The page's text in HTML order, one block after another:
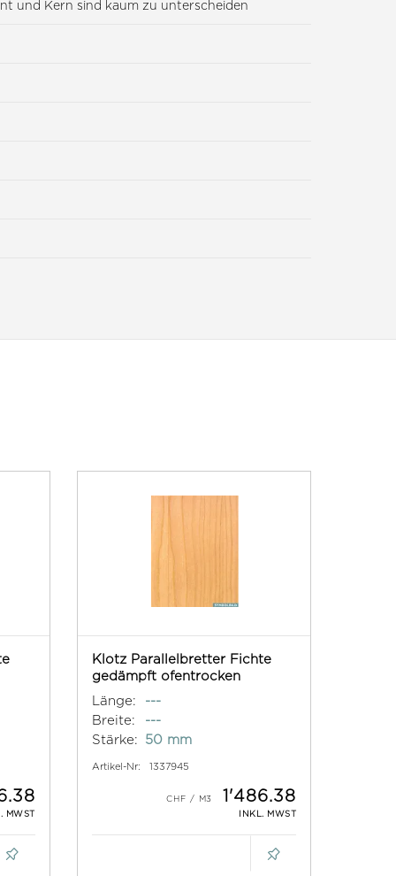
und Kern sind kaum zu unterscheiden
MWST
Klotz Parallelbretter Fichte
gedämpft ofentrocken
Länge:
---
Breite:
---
Stärke:
50 mm
Artikel-Nr: 1337945
1'486.38
INKL. MWST